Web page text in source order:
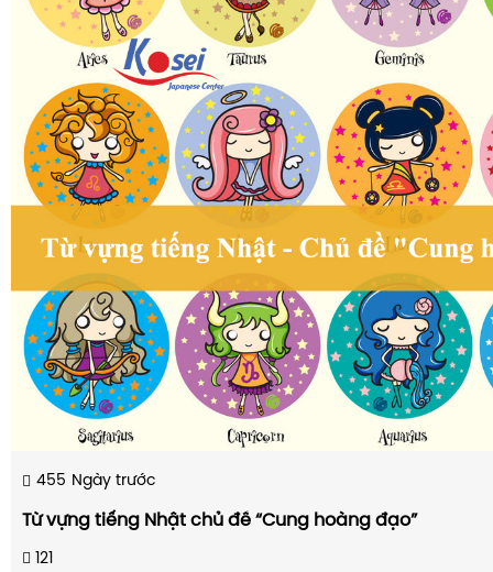
455 Ngày trước
Từ vựng tiếng Nhật chủ đề “Cung hoàng đạo”
121